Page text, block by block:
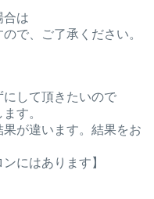
合は
で、ご了承ください。
して頂きたいので
す。
果が違います。結果をお
にはあります】